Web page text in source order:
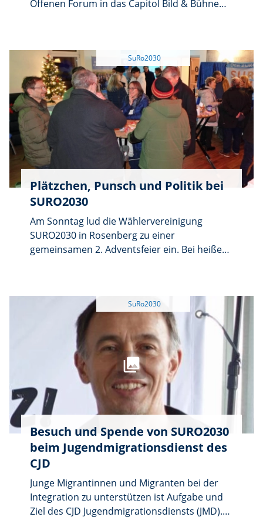
Offenen Forum in das Capitol Bild & Bühne
Stadtratskandidaten über das
Wahlprogramm für die kommende
Kommunalwahl diskutieren und zugleich
Wünsche sowie Anregungen für die nächsten
sechs Jahre einbringen.
SuRo2030
Plätzchen, Punsch und Politik bei
SURO2030
Am Sonntag lud die Wählervereinigung
SURO2030 in Rosenberg zu einer
gemeinsamen 2. Adventsfeier ein. Bei heißem
Lommer und Dieter Pirner) hatte die
Öffentlichkeit Gelegenheit, die Kandidatinnen
und Kandidaten zu Kommunalwahl im März
kommenden Jahres persönlich kennen zu
lernen. Weitere Informationen auf
www.suro2030.de/liste.
SuRo2030
Besuch und Spende von SURO2030
beim Jugendmigrationsdienst des
CJD
Junge Migrantinnen und Migranten bei der
Integration zu unterstützen ist Aufgabe und
Ziel des CJD Jugendmigrationsdiensts (JMD).